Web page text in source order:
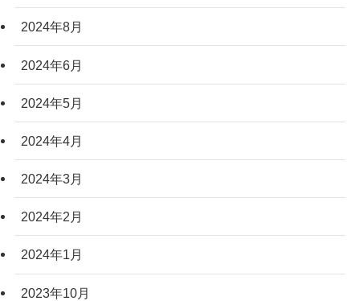
2024年8月
2024年6月
2024年5月
2024年4月
2024年3月
2024年2月
2024年1月
2023年10月